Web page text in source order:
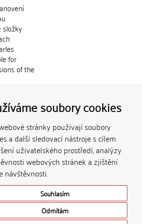
soubory cookies
stránky používají soubory
a další sledovací nástroje s cílem
uživatelského prostředí, analýzy
webových stránek a zjištění
návštěvnosti.
Souhlasím
Odmítám
for
of the
použity k
vydávány
jinou
než autora.
shall not
results of
other
person
© 2002-